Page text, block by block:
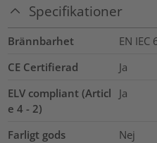
Specifikationer
Brännbarhet
EN IEC
CE Certifierad
Ja
ELV compliant (Articl
e 4 - 2)
Ja
Farligt gods
Nej